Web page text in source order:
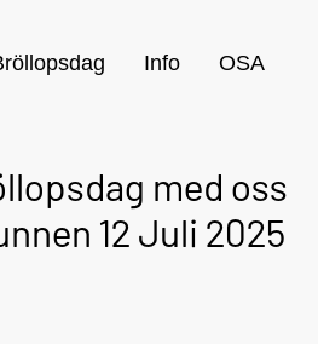
Info OSA
med oss
12 Juli 2025